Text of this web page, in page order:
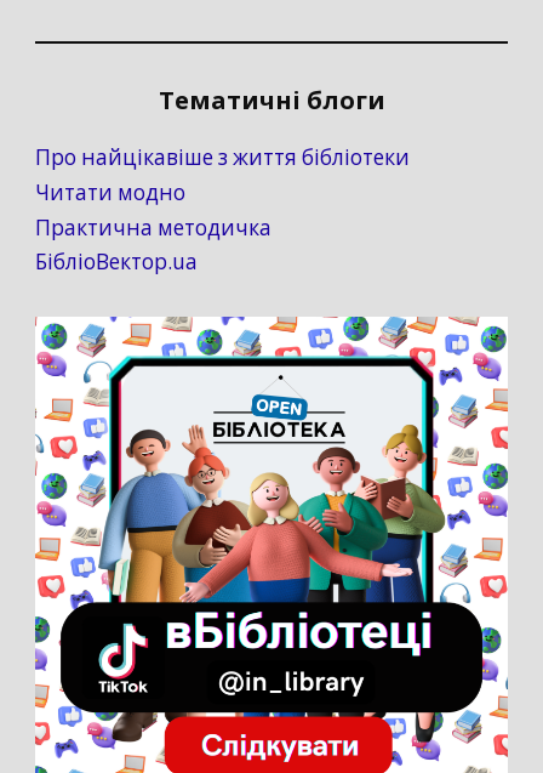
Тематичні блоги
Про найцікавіше з життя бібліотеки
Читати модно
Практична методичка
БібліоВектор.ua